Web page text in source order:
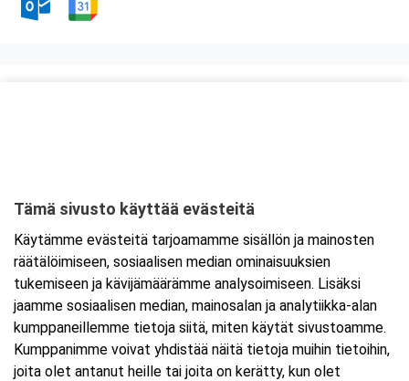
Tarkempi kartta ja ajo-ohjeet
Tämä sivusto käyttää evästeitä
Käytämme evästeitä tarjoamamme sisällön ja mainosten
räätälöimiseen, sosiaalisen median ominaisuuksien
tukemiseen ja kävijämäärämme analysoimiseen. Lisäksi
jaamme sosiaalisen median, mainosalan ja analytiikka-alan
kumppaneillemme tietoja siitä, miten käytät sivustoamme.
Kumppanimme voivat yhdistää näitä tietoja muihin tietoihin,
joita olet antanut heille tai joita on kerätty, kun olet